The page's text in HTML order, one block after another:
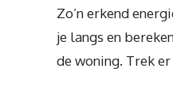
Zo’n erkend
je langs en
de woning. Trek